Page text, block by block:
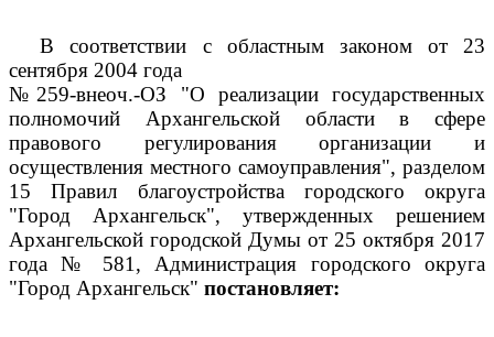
В соответствии с областным законом от 23
сентября 2004 года
№259-внеоч.-ОЗ "О реализации государственных
полномочий Архангельской области в сфере
правового регулирования организации и
осуществления местного самоуправления", разделом
15 Правил благоустройства городского округа
"Город Архангельск", утвержденных решением
Архангельской городской Думы от 25 октября 2017
года № 581, Администрация городского округа
"Город Архангельск" постановляет: